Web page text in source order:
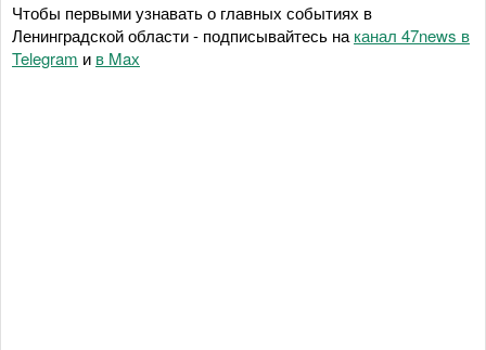
Чтобы первыми узнавать о главных событиях в
Ленинградской области - подписывайтесь на канал 47news в
Telegram и в Maх